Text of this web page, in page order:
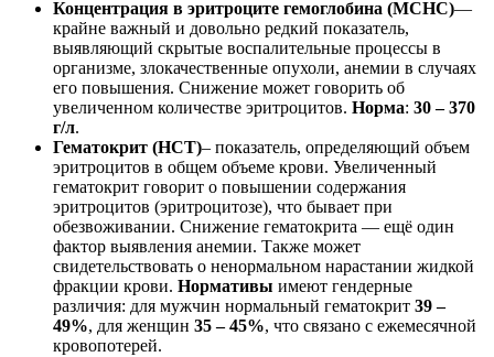
Концентрация в эритроците гемоглобина (MCHC)—
крайне важный и довольно редкий показатель,
выявляющий скрытые воспалительные процессы в
организме, злокачественные опухоли, анемии в случаях
его повышения. Снижение может говорить об
увеличенном количестве эритроцитов. Норма: 30 – 370
г/л.
Гематокрит (HCT)– показатель, определяющий объем
эритроцитов в общем объеме крови. Увеличенный
гематокрит говорит о повышении содержания
эритроцитов (эритроцитозе), что бывает при
обезвоживании. Снижение гематокрита — ещё один
фактор выявления анемии. Также может
свидетельствовать о ненормальном нарастании жидкой
фракции крови. Нормативы имеют гендерные
различия: для мужчин нормальный гематокрит 39 –
49%, для женщин 35 – 45%, что связано с ежемесячной
кровопотерей.